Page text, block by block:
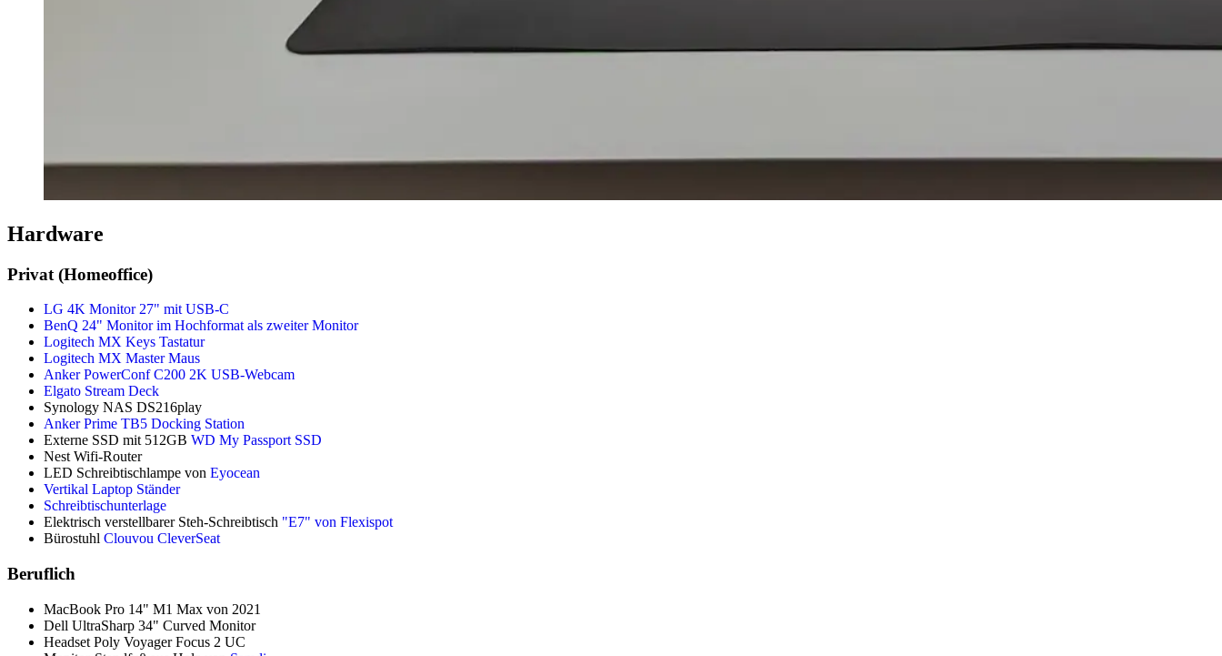
Hardware
Privat (Homeoffice)
LG 4K Monitor 27" mit USB-C
BenQ 24" Monitor im Hochformat als zweiter Monitor
Logitech MX Keys Tastatur
Logitech MX Master Maus
Anker PowerConf C200 2K USB-Webcam
Elgato Stream Deck
Synology NAS DS216play
Anker Prime TB5 Docking Station
Externe SSD mit 512GB WD My Passport SSD
Nest Wifi-Router
LED Schreibtischlampe von Eyocean
Vertikal Laptop Ständer
Schreibtischunterlage
Elektrisch verstellbarer Steh-Schreibtisch "E7" von Flexispot
Bürostuhl Clouvou CleverSeat
Beruflich
MacBook Pro 14" M1 Max von 2021
Dell UltraSharp 34" Curved Monitor
Headset Poly Voyager Focus 2 UC